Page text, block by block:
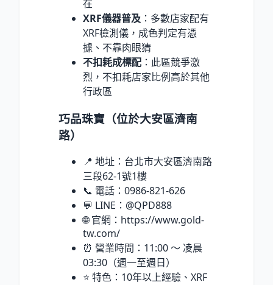
在
XRF儀器普及 ：多數店家配有
XRF檢測儀，成色判定有憑
據、不靠肉眼猜
不扣耗成標配 ：此區競爭激
烈，不扣耗店家比例高於其他
行政區
巧品珠寶（位於大安區濟南
路）
📍 地址：台北市大安區濟南路
三段62-1號1樓
📞 電話：0986-821-626
💬 LINE：@QPD888
🌐 官網：https://www.gold-
tw.com/
⏰ 營業時間：11:00 ～ 凌晨
03:30（週一至週日）
⭐ 特色：10年以上經驗、XRF